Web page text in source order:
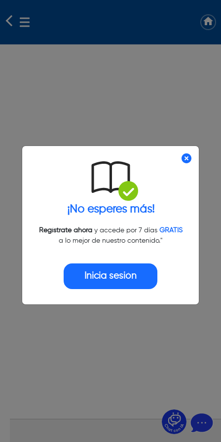
¡No esperes más!
Regístrate ahoray accede por 7 días GRATIS
a lo mejor de nuestro contenido."
Inicia sesión